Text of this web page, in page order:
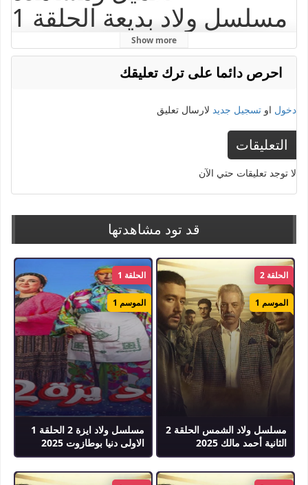
مسلسل ولاد بديعة الحلقة 1
الاولي الدراما والتشويق
من بطولة سلافة معمار
سامر إسماعيل محمود نصر
نادين تحسين بيك رمضان
رمضان 2024 المثيرة
للاهتمام تابعوة على موقع
ايجي دراما.
الكلمات الدلالية : الحلقة 1 ,كاملة,مسلسل,مسلسل ولاد بديعة,مسلسل ولاد بديعة الحلقة 1
,
مسلسل ولاد بديعة الحلقة 1 كاملة
, مسلسل ولاد بديعة حلقة 1 ,مسلسل ولاد بديعة كامل,يوتيوب
Show more
احرص دائما على ترك تعليقك
دخول او تسجيل جديد لارسال تعليق
التعليقات
لا توجد تعليقات حتي الآن
قد تود مشاهدتها
مسلسل ولاد الشمس الحلقة 2
الثانية أحمد مالك 2025
الحلقة 2
الموسم 1
مسلسل ولاد ايزة 2 الحلقة 1
الاولى دنيا بوطازوت 2025
الحلقة 1
الموسم 1